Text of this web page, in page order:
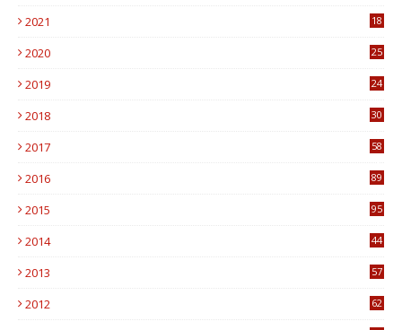
2021
18
2020
25
2019
24
2018
30
2017
58
2016
89
2015
95
2014
44
2013
57
2012
62